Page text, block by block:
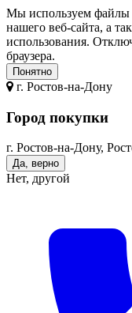
Мы используем файлы
нашего веб-сайта, а
использования.
браузера.
Понятно
г. Ростов-на-Дону
Город покупки
г. Ростов-на-Дону,
Да, верно
Нет, другой